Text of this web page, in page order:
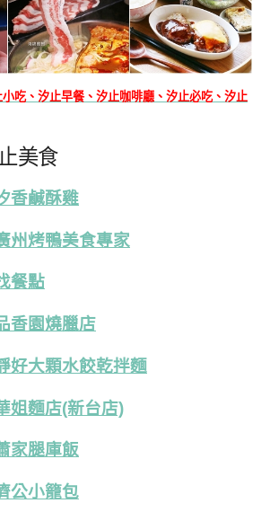
吃、汐止早餐、汐止咖啡廳、汐止必吃、汐止
美食
香鹹酥雞
州烤鴨美食專家
餐點
香園燒臘店
好大顆水餃乾拌麵
姐麵店(新台店)
家腿庫飯
公小籠包